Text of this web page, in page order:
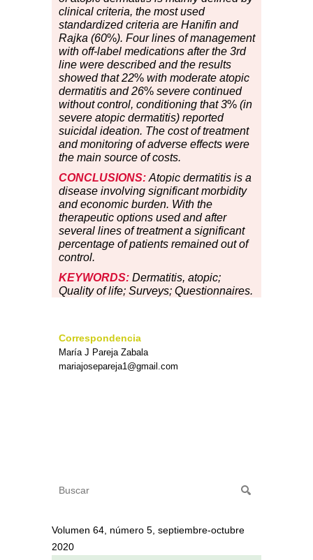
clinical criteria, the most used
standardized criteria are Hanifin and
Rajka (60%). Four lines of management
with off-label medications after the 3rd
line were described and the results
showed that 22% with moderate atopic
dermatitis and 26% severe continued
without control, conditioning that 3% (in
severe atopic dermatitis) reported
suicidal ideation. The cost of treatment
and monitoring of adverse effects were
the main source of costs.
CONCLUSIONS: Atopic dermatitis is a
disease involving significant morbidity
and economic burden. With the
therapeutic options used and after
several lines of treatment a significant
percentage of patients remained out of
control.
KEYWORDS: Dermatitis, atopic;
Quality of life; Surveys; Questionnaires.
Correspondencia
María J Pareja Zabala
mariajosepareja1@gmail.com
Volumen 64, número 5, septiembre-octubre
2020